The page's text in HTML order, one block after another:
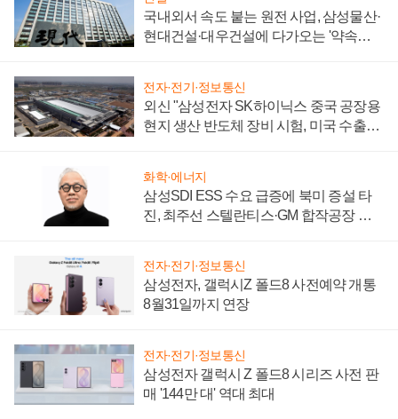
국내외서 속도 붙는 원전 사업, 삼성물산·
현대건설·대우건설에 다가오는 '약속의
전자·전기·정보통신
외신 "삼성전자 SK하이닉스 중국 공장용
현지 생산 반도체 장비 시험, 미국 수출통
화학·에너지
삼성SDI ESS 수요 급증에 북미 증설 타
진, 최주선 스텔란티스·GM 합작공장 건
전자·전기·정보통신
삼성전자, 갤럭시Z 폴드8 사전예약 개통
8월31일까지 연장
전자·전기·정보통신
삼성전자 갤럭시 Z 폴드8 시리즈 사전 판
매 '144만 대' 역대 최대